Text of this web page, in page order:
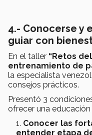
4.- Conocerse y
guiar con
En el taller “Retos
entrenamiento de
la especialista
consejos prácticos.
Presentó 3
ofrecer una
Conocer las
entender etapa